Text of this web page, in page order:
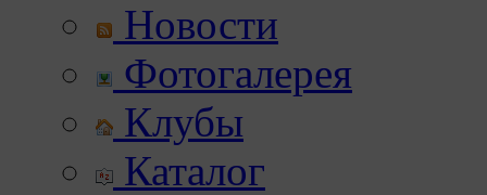
Новости
Фотогалерея
Клубы
Каталог